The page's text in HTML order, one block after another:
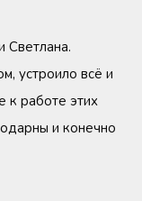
Светлана.
устроило всё и
к работе этих
и конечно